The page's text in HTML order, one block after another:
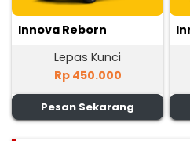
Innova Reborn
Lepas Kunci
Rp 450.000
Pesan Sekarang